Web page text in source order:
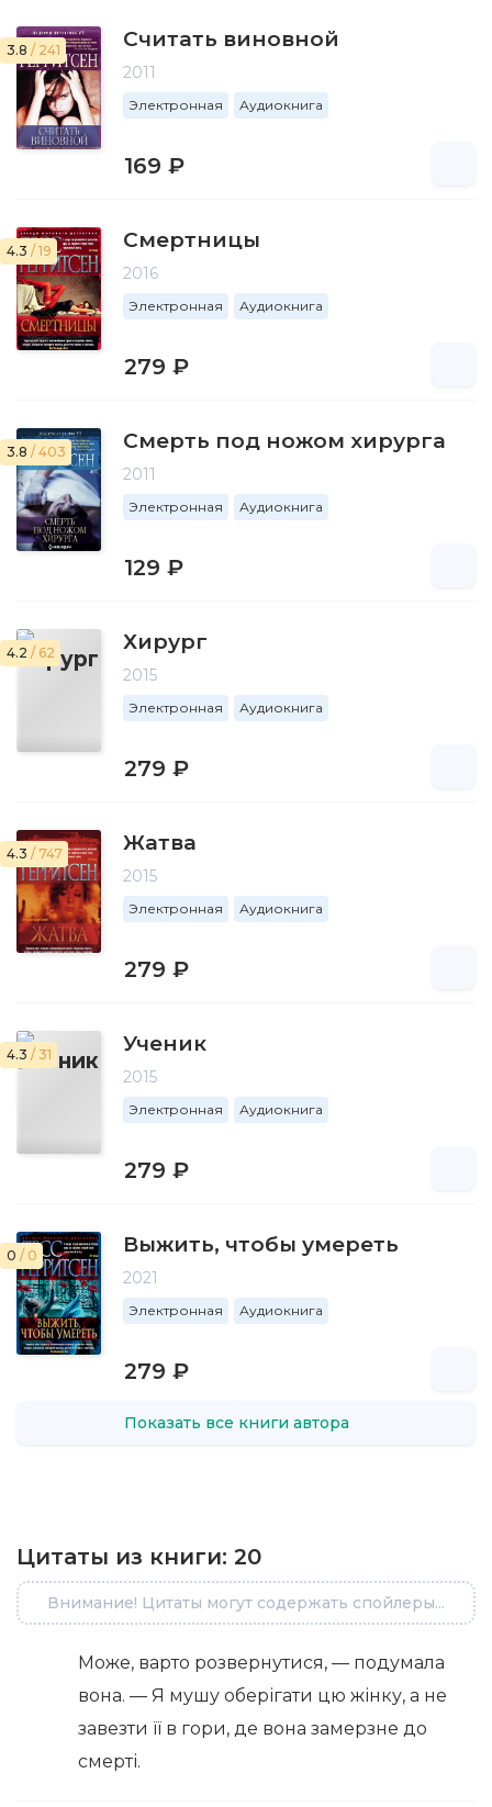
3.8 / 241 Считать виновной
2011
Электронная Аудиокнига
169 ₽
4.3 / 19 Смертницы
2016
Электронная Аудиокнига
279 ₽
3.8 / 403 Смерть под ножом хирурга
2011
Электронная Аудиокнига
129 ₽
4.2 / 62 Хирург
2015
Электронная Аудиокнига
279 ₽
4.3 / 747 Жатва
2015
Электронная Аудиокнига
279 ₽
4.3 / 31 Ученик
2015
Электронная Аудиокнига
279 ₽
0 / 0 Выжить, чтобы умереть
2021
Электронная Аудиокнига
279 ₽
Показать все книги автора
Цитаты из книги: 20
Внимание! Цитаты могут содержать спойлеры...
Може, варто розвернутися, — подумала
вона. — Я мушу оберігати цю жінку, а не
завезти її в гори, де вона замерзне до
смерті.